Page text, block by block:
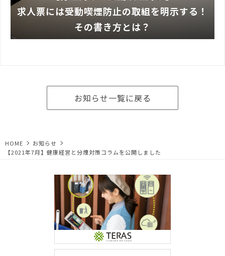
求人票には受動喫煙防止の取組を明示する！
その書き方とは？
お知らせ一覧に戻る
HOME
お知らせ
【2021年7月】健康経営と分煙対策コラムを公開しました